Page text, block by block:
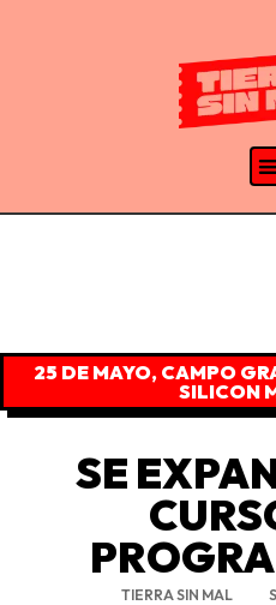
25 DE MAYO, CAMPO
SILICON
SE
TIERRA SIN MAL